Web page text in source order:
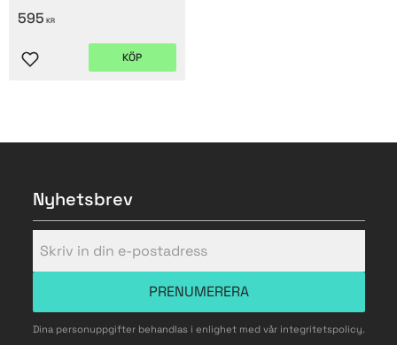
595 KR
Lägg till i favoriter
KÖP
Nyhetsbrev
PRENUMERERA
Dina personuppgifter behandlas i enlighet med vår integritetspolicy.